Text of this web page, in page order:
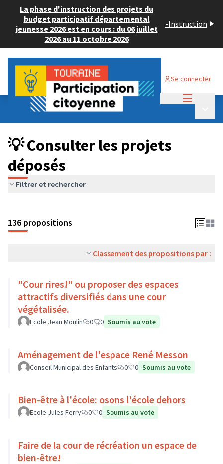
La phase d'instruction des projets du
budget participatif départemental
jeunesse 2026 est en cours : du 06 juillet
2026 au 11 octobre 2026
-Instruction
Se connecter
Budget Participatif JEUNESSE 2024
💡 Consulter les projets déposés
💡 Consulter les projets
déposés
Filtrer et rechercher
136 propositions
Classement des propositions par :
"Cour rires!" ou proposer des espaces
attractifs diversifiés dans une cour
végétalisée.
Ecole Jean Moulin 0 0 Soumis au vote
Aménagement de l'espace René Messon
Conseil Municipal des Enfants 0 0 Soumis au vote
Bien-être à l'école: osons l'école dehors
Ecole Jules Ferry 0 0 Soumis au vote
Faire de la cour de récréation un espace de
bien-être!